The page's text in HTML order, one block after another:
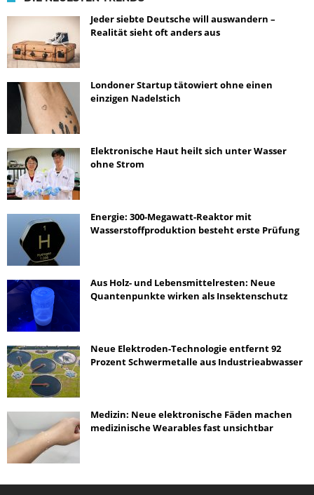
Jeder siebte Deutsche will auswandern –
Realität sieht oft anders aus
Londoner Startup tätowiert ohne einen
einzigen Nadelstich
Elektronische Haut heilt sich unter Wasser
ohne Strom
Energie: 300-Megawatt-Reaktor mit
Wasserstoffproduktion besteht erste Prüfung
Aus Holz- und Lebensmittelresten: Neue
Quantenpunkte wirken als Insektenschutz
Neue Elektroden-Technologie entfernt 92
Prozent Schwermetalle aus Industrieabwasser
Medizin: Neue elektronische Fäden machen
medizinische Wearables fast unsichtbar